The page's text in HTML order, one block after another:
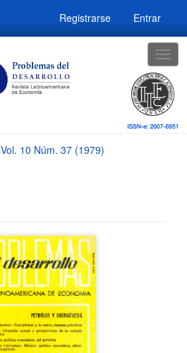
Registrarse Entrar
Vol. 10 Núm. 37 (1979)